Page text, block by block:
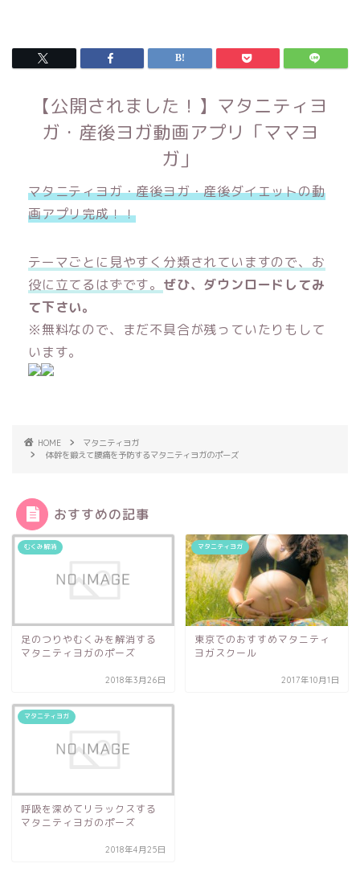
【公開されました！】マタニティヨ
ガ・産後ヨガ動画アプリ「ママヨ
ガ」
マタニティヨガ・産後ヨガ・産後ダイエットの動
画アプリ完成！！
テーマごとに見やすく分類されていますので、お
役に立てるはずです。 ぜひ、ダウンロードしてみ
て下さい。
※無料なので、まだ不具合が残っていたりもして
います。
HOME
マタニティヨガ
体幹を鍛えて腰痛を予防するマタニティヨガのポーズ
おすすめの記事
むくみ解消
足のつりやむくみを解消する
マタニティヨガのポーズ
2018年3月26日
マタニティヨガ
東京でのおすすめマタニティ
ヨガスクール
2017年10月1日
マタニティヨガ
呼吸を深めてリラックスする
マタニティヨガのポーズ
2018年4月25日